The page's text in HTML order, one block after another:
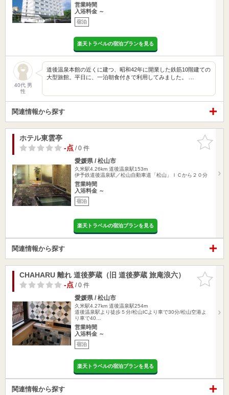
営業時間
入浴料金 ～
宿泊
楽天トラベルの宿泊プランを見る
40代 男
性
道後温泉本館の近くに建つ、昭和42年に開業した鉄筋10階建ての
大型旅館。平日に、一泊朝食付きで利用してみました。 …
関連情報から探す
お気に入
りに追加
ホテル東雲亭
-点/ 0 件
愛媛県 / 松山市
久米駅4.26km 道後温泉駅153m
伊予鉄道後温泉駅／松山自動車道「松山」ＩＣから２０分
営業時間
入浴料金 ～
宿泊
楽天トラベルの宿泊プランを見る
関連情報から探す
お気に入
りに追加
CHAHARU 離れ 道後夢蔵（旧 道後夢蔵 旅庵浪六）
-点/ 0 件
愛媛県 / 松山市
久米駅4.27km 道後温泉駅254m
道後温泉駅より徒歩５分/松山ICより車で30分/松山空港よ
り車で40…
営業時間
入浴料金 ～
宿泊
楽天トラベルの宿泊プランを見る
関連情報から探す